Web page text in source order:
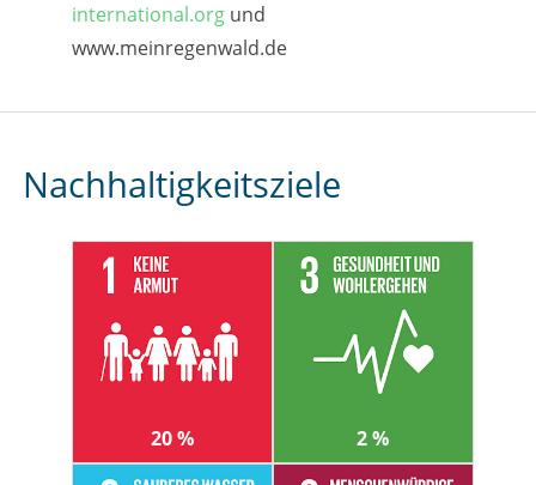
international.orgund
www.meinregenwald.de
Nachhaltigkeitsziele
20 % 2 %